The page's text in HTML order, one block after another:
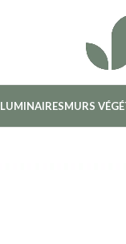
LUMINAIRESMURS